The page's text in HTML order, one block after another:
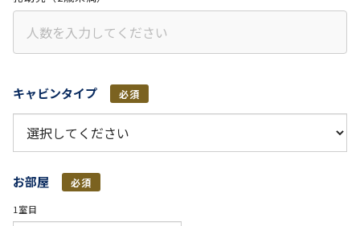
キャビンタイプ 必須
お部屋 必須
1室目